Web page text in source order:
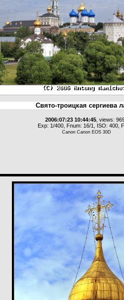
Свято-троицкая сергиева
2006:07:23 10:44:45 , views:
Exp: 1/400, Fnum: 16/1, ISO: 400,
Canon Canon EOS 30D